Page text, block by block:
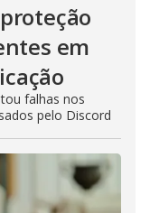
em
falhas nos
pelo Discord